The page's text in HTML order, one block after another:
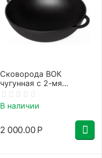
Сковорода ВОК
чугунная с 2-мя
ручками 280х100
Гардарика
В наличии
2 000.00 Р